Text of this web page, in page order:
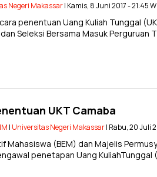
Negeri Makassar| Kamis, 8 Juni 2017 - 21:45
penentuan Uang Kuliah Tunggal
Seleksi Bersama Masuk Perguruan
UKT Camaba
| Universitas Negeri Makassar| Rabu, 20 Juli
Mahasiswa (BEM) dan Majelis
penetapan Uang KuliahTunggal